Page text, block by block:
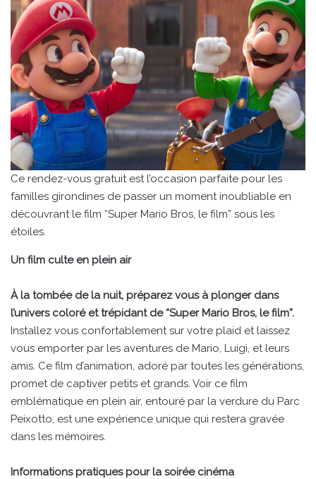
Ce rendez-vous gratuit est l’occasion parfaite pour les
familles girondines de passer un moment inoubliable en
découvrant le film “Super Mario Bros, le film” sous les
étoiles.
Un film culte en plein air
À la tombée de la nuit, préparez vous à plonger dans
l’univers coloré et trépidant de “Super Mario Bros, le film”.
Installez vous confortablement sur votre plaid et laissez
vous emporter par les aventures de Mario, Luigi, et leurs
amis. Ce film d’animation, adoré par toutes les générations,
promet de captiver petits et grands. Voir ce film
emblématique en plein air, entouré par la verdure du Parc
Peixotto, est une expérience unique qui restera gravée
dans les mémoires.
Informations pratiques pour la soirée cinéma